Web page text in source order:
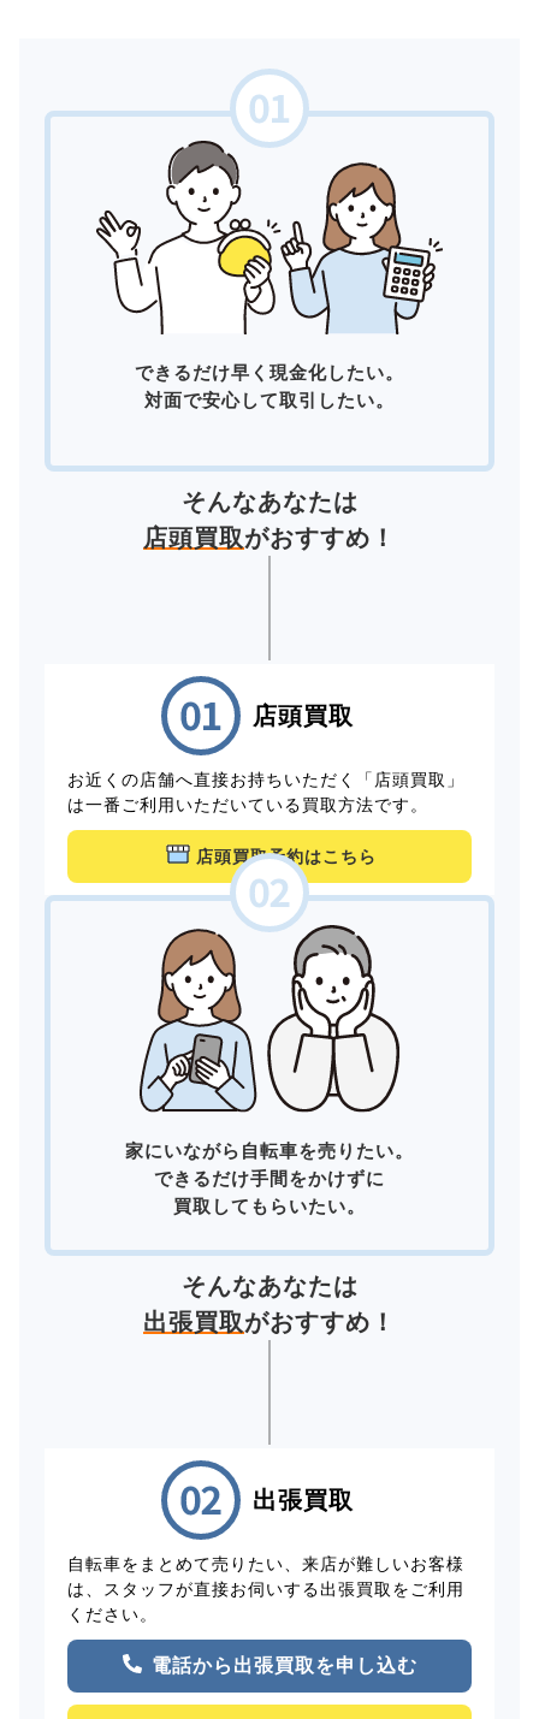
できるだけ早く現金化したい。
対面で安心して取引したい。
そんなあなたは
店頭買取がおすすめ！
店頭買取
お近くの店舗へ直接お持ちいただく「店頭買取」
は一番ご利用いただいている買取方法です。
店頭買取予約はこちら
家にいながら自転車を売りたい。
できるだけ手間をかけずに
買取してもらいたい。
そんなあなたは
出張買取がおすすめ！
出張買取
自転車をまとめて売りたい、来店が難しいお客様
は、スタッフが直接お伺いする出張買取をご利用
ください。
電話から出張買取を申し込む